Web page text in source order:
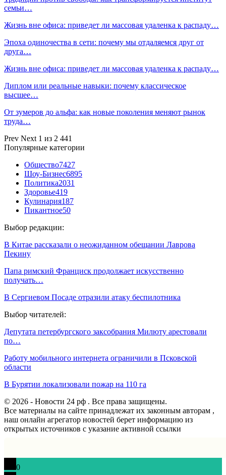
семьи…
Жизнь вне офиса: приведет ли массовая удаленка к распаду…
Эпоха одиночества в сети: почему мы отдаляемся друг от
друга…
Жизнь вне офиса: приведет ли массовая удаленка к распаду…
Диплом или реальные навыки: почему классическое
высшее…
От зумеров до альфа: как новые поколения меняют рынок
труда…
Prev Next 1 из 2 441
Популярные категории
Общество7427
Шоу-Бизнес6895
Политика2031
Здоровье419
Кулинария187
Пикантное50
Выбор редакции:
В Китае рассказали о неожиданном обещании Лаврова
Пекину
Папа римский Франциск продолжает искусственно
получать…
В Сергиевом Посаде отразили атаку беспилотника
Выбор читателей:
Депутата петербургского заксобрания Милюту арестовали
по…
Работу мобильного интернета ограничили в Псковской
области
В Бурятии локализовали пожар на 110 га
© 2026 - Новости 24 рф . Все права защищены.
Все материалы на сайте принадлежат их законным авторам ,
наш онлайн агрегатор новостей берет информацию из
открытых источников с указание активной ссылки
0